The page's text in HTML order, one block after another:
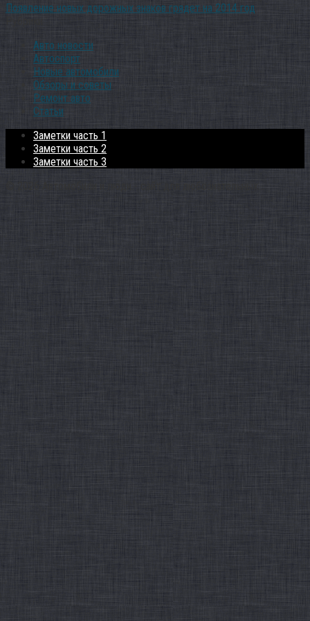
Появление новых дорожных знаков грядет на 2014 год
Авто новости
Автоспорт
Новые автомобили
Обзоры и советы
Ремонт авто
Статьи
Заметки часть 1
Заметки часть 2
Заметки часть 3